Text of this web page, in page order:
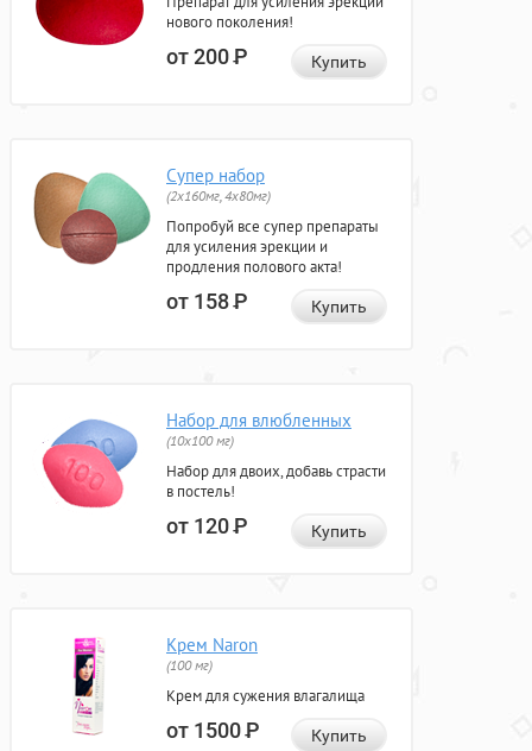
нового поколения!
от 200Р Купить
Супер набор
(2х160мг, 4х80мг)
Попробуй все супер препараты
для усиления эрекции и
продления полового акта!
от 158Р Купить
Набор для влюбленных
(10х100 мг)
Набор для двоих, добавь страсти
в постель!
от 120Р Купить
Крем Naron
(100 мг)
Крем для сужения влагалища
от 1500Р Купить